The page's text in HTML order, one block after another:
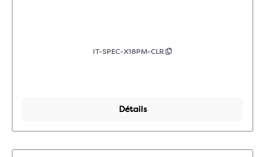
IT-SPEC-X18PM-CLR
Détails